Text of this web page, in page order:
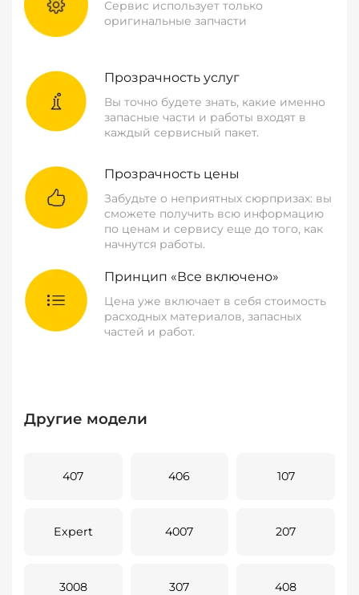
Сервис использует только
оригинальные запчасти
Прозрачность услуг
Вы точно будете знать, какие именно
запасные части и работы входят в
каждый сервисный пакет.
Прозрачность цены
Забудьте о неприятных сюрпризах: вы
сможете получить всю информацию
по ценам и сервису еще до того, как
начнутся работы.
Принцип «Все включено»
Цена уже включает в себя стоимость
расходных материалов, запасных
частей и работ.
Другие модели
407 406 107
Expert 4007 207
3008 307 408